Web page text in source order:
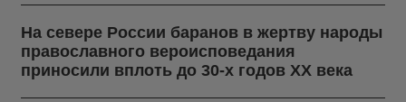
На севере России баранов в жертву народы
православного вероисповедания
приносили вплоть до 30-х годов ХХ века